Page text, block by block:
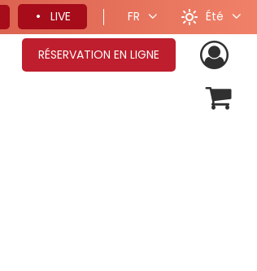
LIVE FR Été
RÉSERVATION EN LIGNE